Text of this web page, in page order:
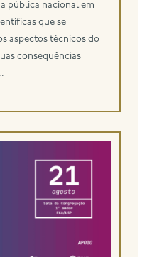
pública nacional em
que se
aspectos técnicos do
consequências